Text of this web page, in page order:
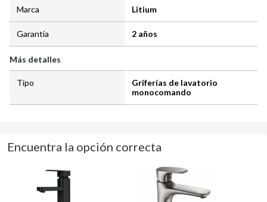
Marca Litium
Garantía 2 años
Más detalles
Tipo
Griferías de lavatorio
monocomando
Encuentra la opción correcta